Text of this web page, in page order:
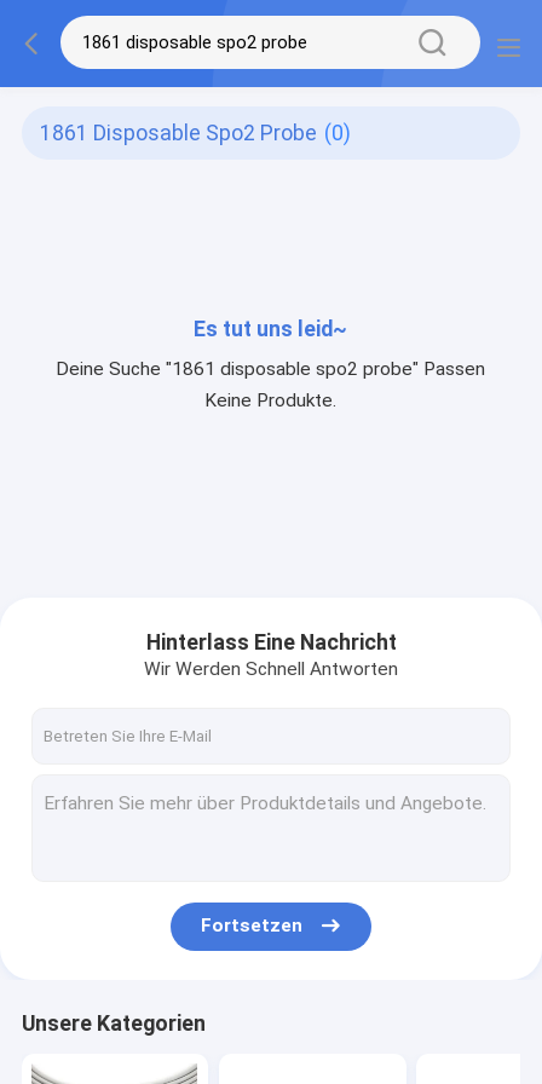
1861 Disposable Spo2 Probe (0)
Es tut uns leid~
Deine Suche "1861 disposable spo2 probe" Passen
Keine Produkte.
Hinterlass Eine Nachricht
Wir Werden Schnell Antworten
Fortsetzen
Unsere Kategorien